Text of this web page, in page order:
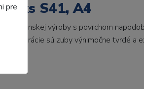
6ks S41, A4
talianskej výroby s povrchom
generácie sú zuby výnimočne tvrdé a
pre